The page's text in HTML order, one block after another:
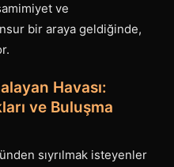
ve
bir araya geldiğinde,
Havası:
ve Buluşma
sıyrılmak isteyenler